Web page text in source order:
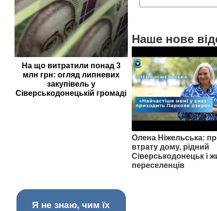
На що витратили понад 3
млн грн: огляд липневих
закупівель у
Сіверськодонецькій громаді
Наше нове
Олена Ніжельська:
втрату дому, рідний
Сіверськодонецьк і
переселенців
Я не знаю, чим їх